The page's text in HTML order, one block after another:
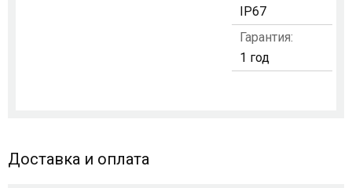
IP67
Гарантия:
1 год
Доставка и оплата